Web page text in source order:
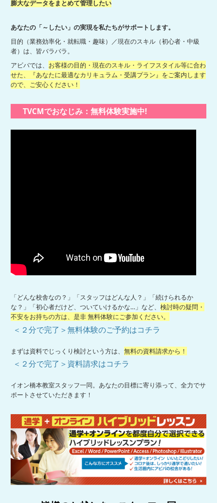
膨大なデータをまとめて管理したい
あなたの「～したい」の実現を私たちがサポートします。
目的（業務効率化・就転職・趣味）／現在のスキル（初心者・中級
者）は、皆バラバラ。
アビバでは、 お客様の目的・現在のスキル・ライフスタイル等に合わ
せた、『あなたに最適なカリキュラム・受講プラン』をご案内します
ので、ご安心ください！
TVCMでおなじみ：無料体験実施中!
「どんな校舎なの？」「スタッフはどんな人？」「続けられるか
な？」「初心者だけど、ついていけるかな…」など、検討時の疑問・
不安をお持ちの方は、是非 無料体験にご参加ください。
＜２分で完了＞無料体験のご予約はコチラ
まずは資料でじっくり検討という方は、無料の資料請求から！
＜２分で完了＞資料請求はコチラ
イオン橋本教室スタッフ一同。あなたの目標に寄り添って、全力でサ
ポートさせていただきます！